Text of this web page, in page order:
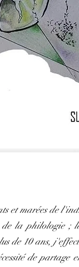
et marées de
la philologie ;
de 10 ans,
de partage